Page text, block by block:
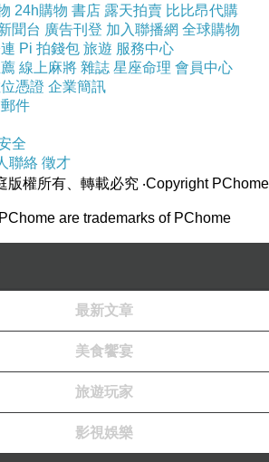
24h購物 書店 露天拍賣 比比昂代購
聞台 廣告刊登 加入聯播網 全球購物
Pi 拍錢包 旅遊 服務中心
線上麻將 雜誌 星座命理 會員中心
憑證 企業簡訊
件
全
聯絡 徵才
版權所有、轉載必究 ‧Copyright PChome
are trademarks of PChome
最新文章
美食饗宴
旅遊玩家
影視娛樂